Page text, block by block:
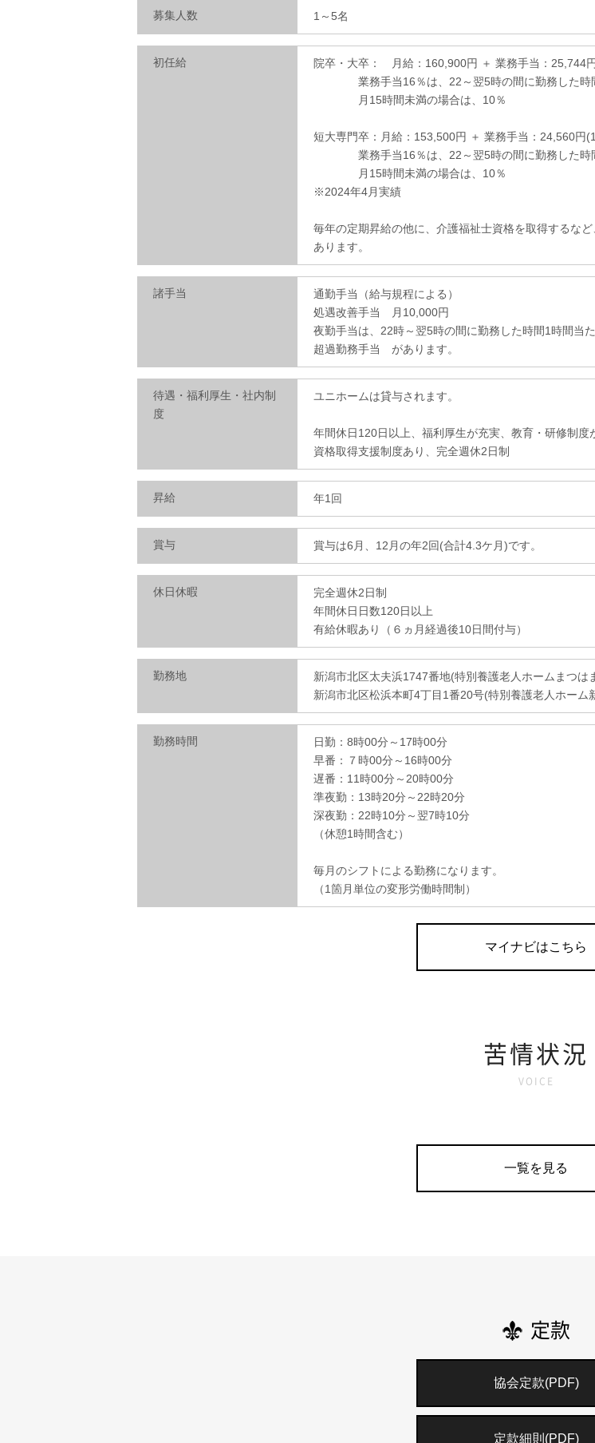
募集人数 1～5名
初任給
院卒・大卒： 月給：160,900円 ＋ 業務手当：25,744
業務手当16％は、22～翌5時の間に勤務した時間
月15時間未満の場合は、10％
短大専門卒：月給：153,500円 ＋ 業務手当：24,560円
業務手当16％は、22～翌5時の間に勤務した時間
月15時間未満の場合は、10％
※2024年4月実績
毎年の定期昇給の他に、介護福祉士資格を取得するな
あります。
諸手当
通勤手当（給与規程による）
処遇改善手当 月10,000円
夜勤手当は、22時～翌5時の間に勤務した時間1時間当
超過勤務手当 があります。
待遇・福利厚生・社内制
度
ユニホームは貸与されます。
年間休日120日以上、福利厚生が充実、教育・研修制度
資格取得支援制度あり、完全週休2日制
昇給 年1回
賞与 賞与は6月、12月の年2回(合計4.3ケ月)です。
休日休暇
完全週休2日制
年間休日日数120日以上
有給休暇あり（６ヵ月経過後10日間付与）
勤務地
新潟市北区太夫浜1747番地(特別養護老人ホームまつは
新潟市北区松浜本町4丁目1番20号(特別養護老人ホーム
勤務時間
日勤：8時00分～17時00分
早番：７時00分～16時00分
遅番：11時00分～20時00分
準夜勤：13時20分～22時20分
深夜勤：22時10分～翌7時10分
（休憩1時間含む）
毎月のシフトによる勤務になります。
（1箇月単位の変形労働時間制）
マイナビはこちら
苦情状況
VOICE
一覧を見る
定款
協会定款(PDF)
定款細則(PDF)